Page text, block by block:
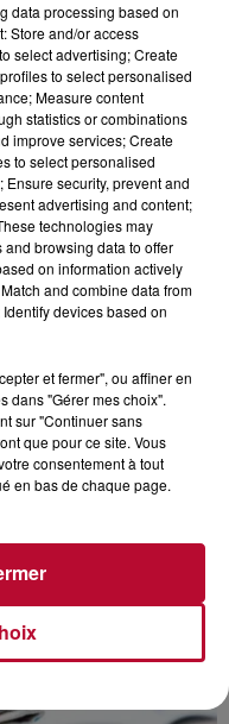
MARDI 20
LUNDI 19
data processing based on
Store and/or access
select advertising; Create
to select personalised
Measure content
statistics or combinations
improve services; Create
to select personalised
security, prevent and
advertising and content;
technologies may
browsing data to offer
on information actively
and combine data from
devices based on
et fermer", ou affiner en
dans "Gérer mes choix".
sur "Continuer sans
que pour ce site. Vous
consentement à tout
en bas de chaque page.